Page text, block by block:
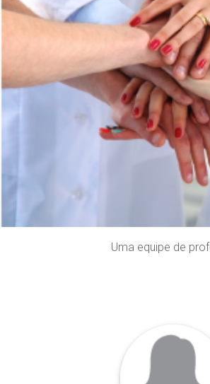
Uma equipe de